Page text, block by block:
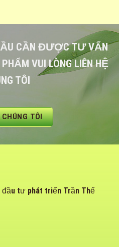
CẦN ĐƯỢC TƯ VẤN
VUI LÒNG LIÊN HỆ
TÔI
TÔI
đầu tư phát triển Trần Thế